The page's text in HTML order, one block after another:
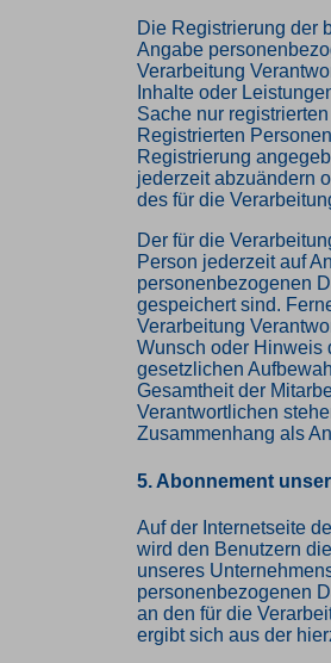
Die Registrierung der
Angabe
Verarbeitung
Inhalte oder
Sache nur
Registrierten
Registrierung
jederzeit abzuändern
des für die
Der für die
Person jederzeit auf
personenbezogenen
gespeichert sind.
Verarbeitung
Wunsch oder Hinweis
gesetzlichen
Gesamtheit der
Verantwortlichen
Zusammenhang als
5. Abonnement
Auf der Internetseite
wird den Benutzern
unseres
personenbezogenen
an den für die
ergibt sich aus der